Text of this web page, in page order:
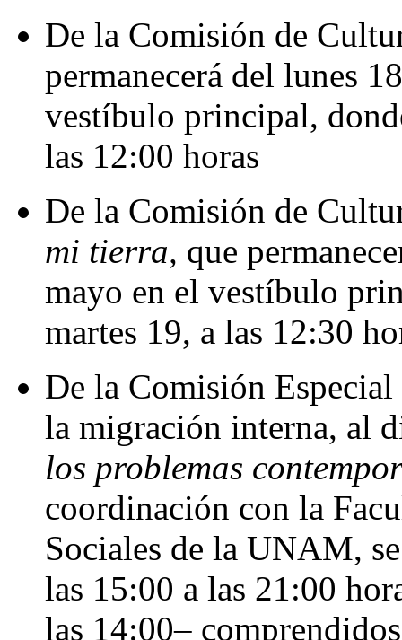
De la Comisión de
permanecerá del lunes
vestíbulo principal,
las 12:00 horas
De la Comisión de
mi tierra, que
mayo en el vestíbulo
martes 19, a las 12:30
De la Comisión
la migración interna, al
los problemas
coordinación con la
Sociales de la UNAM,
las 15:00 a las 21:00
las 14:00–